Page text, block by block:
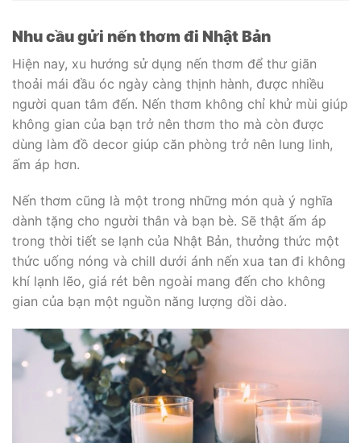
Nhu cầu gửi nến thơm đi Nhật Bản
Hiện nay, xu hướng sử dụng nến thơm để thư giãn
thoải mái đầu óc ngày càng thịnh hành, được nhiều
người quan tâm đến. Nến thơm không chỉ khử mùi giúp
không gian của bạn trở nên thơm tho mà còn được
dùng làm đồ decor giúp căn phòng trở nên lung linh,
ấm áp hơn.
Nến thơm cũng là một trong những món quà ý nghĩa
dành tặng cho người thân và bạn bè. Sẽ thật ấm áp
trong thời tiết se lạnh của Nhật Bản, thưởng thức một
thức uống nóng và chill dưới ánh nến xua tan đi không
khí lạnh lẽo, giá rét bên ngoài mang đến cho không
gian của bạn một nguồn năng lượng dồi dào.